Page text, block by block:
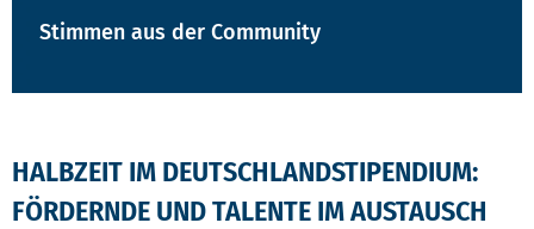
Stimmen aus der Community
HALBZEIT IM DEUTSCHLANDSTIPENDIUM:
FÖRDERNDE UND TALENTE IM AUSTAUSCH